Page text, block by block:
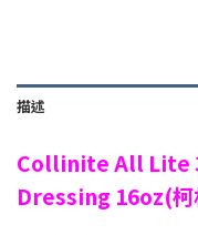
描述
Collinite All Lite
Dressing 16oz(柯